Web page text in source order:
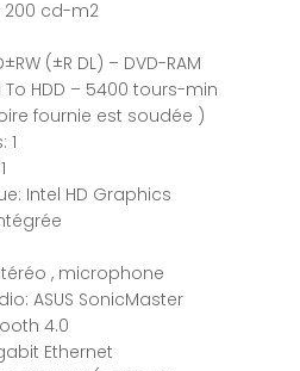
200 cd-m2
(±R DL) – DVD-RAM
HDD – 5400 tours-min
fournie est soudée )
1
Intel HD Graphics
, microphone
ASUS SonicMaster
4.0
Ethernet